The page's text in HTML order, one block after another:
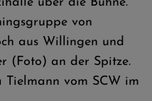
von
aus Willingen und
(Foto) an der Spitze.
vom SCW im